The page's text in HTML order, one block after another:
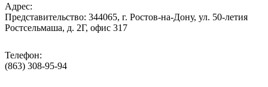
Адрес:
Представительство: 344065, г. Ростов-на-Дону, ул. 50-летия
Ростсельмаша, д. 2Г, офис 317
Телефон:
(863) 308-95-94